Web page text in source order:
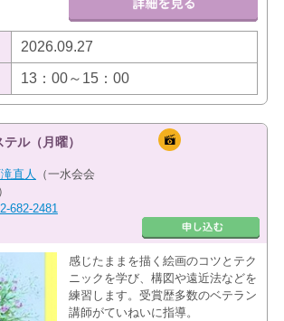
2026.09.27
13：00～15：00
ル（月曜）
直人
（一水会会
682-2481
感じたままを描く絵画のコツとテク
ニックを学び、構図や遠近法などを
練習します。受賞歴多数のベテラン
講師がていねいに指導。